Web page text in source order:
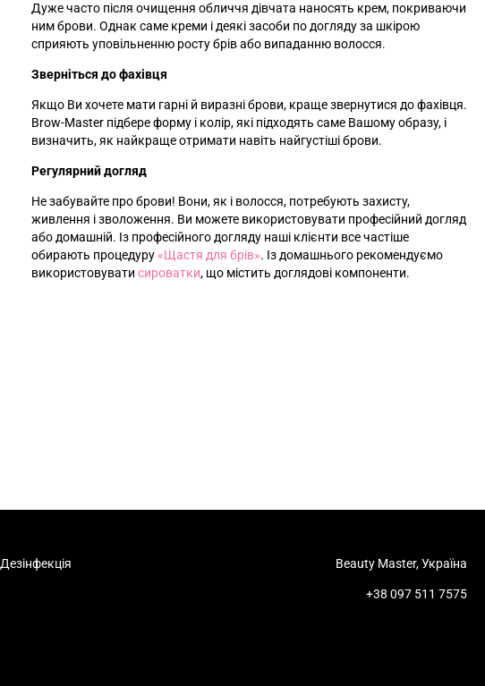
Дуже часто після очищення обличчя дівчата наносять крем, покриваючи
ним брови. Однак саме креми і деякі засоби по догляду за шкірою
сприяють уповільненню росту брів або випаданню волосся.
Зверніться до фахівця
Якщо Ви хочете мати гарні й виразні брови, краще звернутися до фахівця.
Brow-Master підбере форму і колір, які підходять саме Вашому образу, і
визначить, як найкраще отримати навіть найгустіші брови.
Регулярний догляд
Не забувайте про брови! Вони, як і волосся, потребують захисту,
живлення і зволоження. Ви можете використовувати професійний догляд
або домашній. Із професійного догляду наші клієнти все частіше
обирають процедуру«‎Щастя для брів»‎. Із домашнього рекомендуємо
використовувати сироватки, що містить доглядові компоненти.
Дезінфекція Beauty Master, Україна
+38 097 511 7575